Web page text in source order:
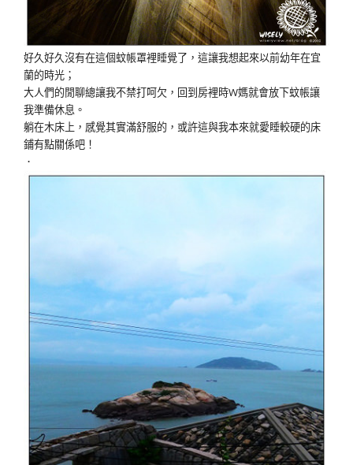
好久好久沒有在這個蚊帳罩裡睡覺了，這讓我想起來以前幼年在宜
蘭的時光；
大人們的閒聊總讓我不禁打呵欠，回到房裡時W媽就會放下蚊帳讓
我準備休息。
躺在木床上，感覺其實滿舒服的，或許這與我本來就愛睡較硬的床
鋪有點關係吧！
．